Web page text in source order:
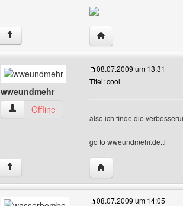
↑ Website dieses
wweundmehr
wweundmehr Benutzer-Profile anzeigen
Offline
08.07.2009 um 13:31
Titel: cool
also ich finde die
go to wweundmehr.de.tl
↑ Website dieses
08.07.2009 um 14:05